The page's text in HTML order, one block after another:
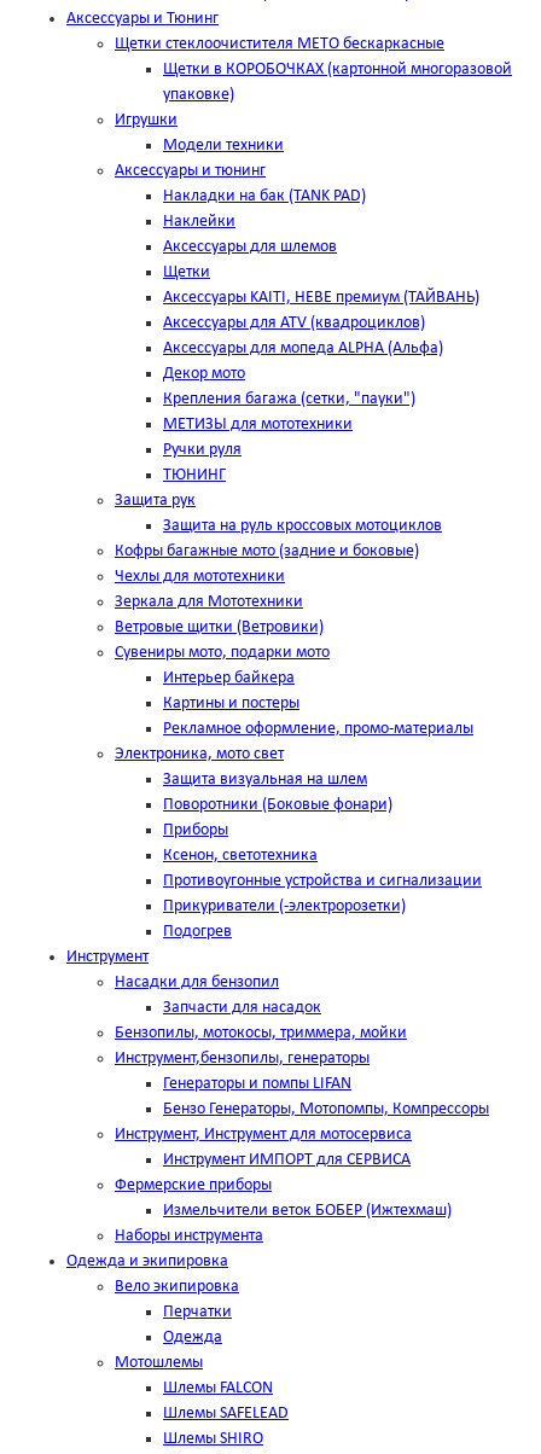
Аксессуары и Тюнинг
Щетки стеклоочистителя METO бескаркасные
Щетки в КОРОБОЧКАХ (картонной многоразовой
упаковке)
Игрушки
Модели техники
Аксессуары и тюнинг
Накладки на бак (TANK PAD)
Наклейки
Аксессуары для шлемов
Щетки
Аксессуары KAITI, HEBE премиум (ТАЙВАНЬ)
Аксессуары для ATV (квадроциклов)
Аксессуары для мопеда ALPHA (Альфа)
Декор мото
Крепления багажа (сетки, "пауки")
МЕТИЗЫ для мототехники
Ручки руля
ТЮНИНГ
Защита рук
Защита на руль кроссовых мотоциклов
Кофры багажные мото (задние и боковые)
Чехлы для мототехники
Зеркала для Мототехники
Ветровые щитки (Ветровики)
Сувениры мото, подарки мото
Интерьер байкера
Картины и постеры
Рекламное оформление, промо-материалы
Электроника, мото свет
Защита визуальная на шлем
Поворотники (Боковые фонари)
Приборы
Ксенон, светотехника
Противоугонные устройства и сигнализации
Прикуриватели (-электророзетки)
Подогрев
Инструмент
Насадки для бензопил
Запчасти для насадок
Бензопилы, мотокосы, триммера, мойки
Инструмент,бензопилы, генераторы
Генераторы и помпы LIFAN
Бензо Генераторы, Мотопомпы, Компрессоры
Инструмент, Инструмент для мотосервиса
Инструмент ИМПОРТ для СЕРВИСА
Фермерские приборы
Измельчители веток БОБЕР (Ижтехмаш)
Наборы инструмента
Одежда и экипировка
Вело экипировка
Перчатки
Одежда
Мотошлемы
Шлемы FALCON
Шлемы SAFELEAD
Шлемы SHIRO